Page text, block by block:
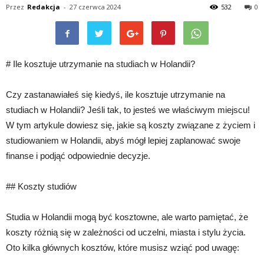
Przez Redakcja - 27 czerwca 2024 0
532
# Ile kosztuje utrzymanie na studiach w Holandii?
Czy zastanawiałeś się kiedyś, ile kosztuje utrzymanie na
studiach w Holandii? Jeśli tak, to jesteś we właściwym miejscu!
W tym artykule dowiesz się, jakie są koszty związane z życiem i
studiowaniem w Holandii, abyś mógł lepiej zaplanować swoje
finanse i podjąć odpowiednie decyzje.
## Koszty studiów
Studia w Holandii mogą być kosztowne, ale warto pamiętać, że
koszty różnią się w zależności od uczelni, miasta i stylu życia.
Oto kilka głównych kosztów, które musisz wziąć pod uwagę: